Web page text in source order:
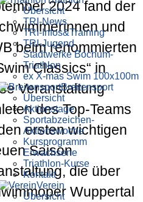
Übersicht
TRI-News
TRI-Infos&Training
TRI-Jugend
Stadtwerke Bochum-
Triathlon
ex X-mas Swim 100x100m
Breiten­sport
Übersicht
Aktionstage
Sportabzeichen-
Aktionswoche
Kursprogramm
Erwachsene
Triathlon-Kurse
Kontakt
Verein
Übersicht
2024 fand der
und
beim renommierten
Classics“ in
Veranstaltung
des Top-Teams
ersten wichtigen
Saison
die über
Wuppertal